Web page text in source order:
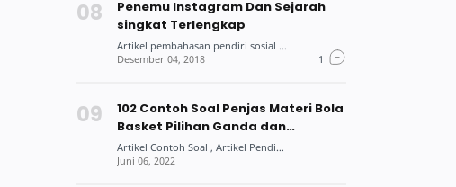
Penemu Instagram Dan Sejarah
singkat Terlengkap
102 Contoh Soal Penjas Materi Bola
Basket Pilihan Ganda dan
Jawabannya